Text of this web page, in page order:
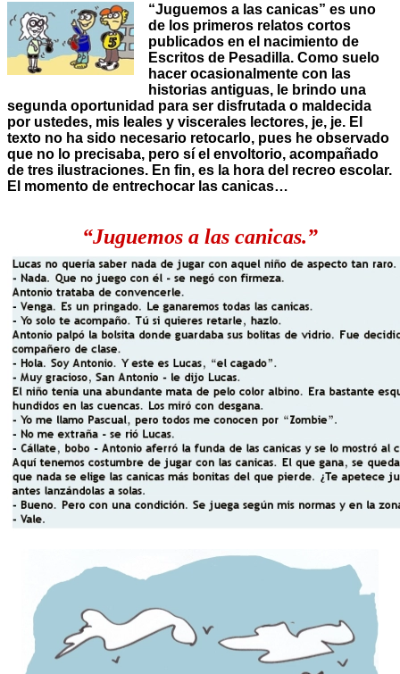
“Juguemos a las canicas” es uno
de los primeros relatos cortos
publicados en el nacimiento de
Escritos de Pesadilla. Como suelo
hacer ocasionalmente con las
historias antiguas, le brindo una
segunda oportunidad para ser disfrutada o maldecida
por ustedes, mis leales y viscerales lectores, je, je. El
texto no ha sido necesario retocarlo, pues he observado
que no lo precisaba, pero sí el envoltorio, acompañado
de tres ilustraciones. En fin, es la hora del recreo escolar.
El momento de entrechocar las canicas…
“Juguemos a las canicas.”